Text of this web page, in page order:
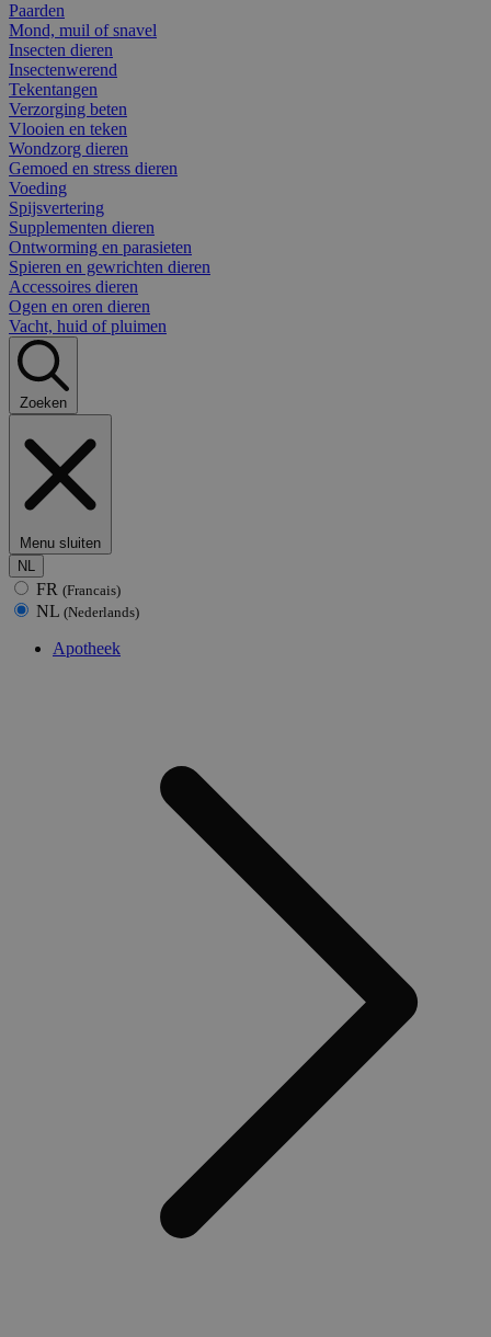
Paarden
Mond, muil of snavel
Insecten dieren
Insectenwerend
Tekentangen
Verzorging beten
Vlooien en teken
Wondzorg dieren
Gemoed en stress dieren
Voeding
Spijsvertering
Supplementen dieren
Ontworming en parasieten
Spieren en gewrichten dieren
Accessoires dieren
Ogen en oren dieren
Vacht, huid of pluimen
Zoeken
Menu sluiten
NL
FR (Francais)
NL (Nederlands)
Apotheek